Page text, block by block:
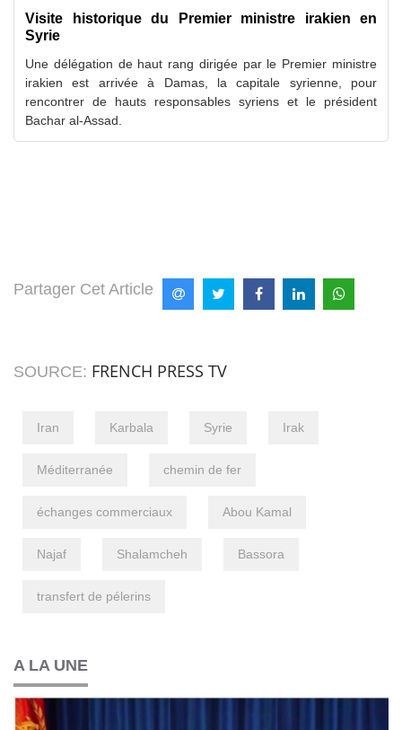
Visite historique du Premier ministre irakien en
Syrie
Une délégation de haut rang dirigée par le Premier ministre
irakien est arrivée à Damas, la capitale syrienne, pour
rencontrer de hauts responsables syriens et le président
Bachar al-Assad.
Partager Cet Article
SOURCE: FRENCH PRESS TV
Iran Karbala Syrie Irak
Méditerranée chemin de fer
échanges commerciaux Abou Kamal
Najaf Shalamcheh Bassora
transfert de pélerins
A LA UNE